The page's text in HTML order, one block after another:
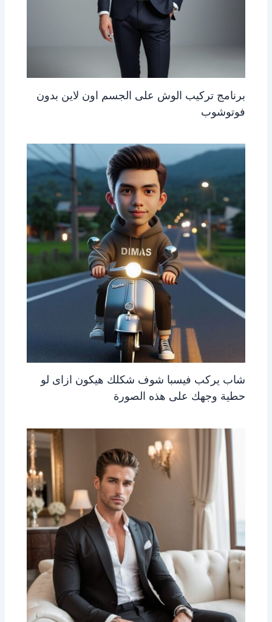
برنامج تركيب الوش على الجسم اون لاين بدون
فوتوشوب
شاب يركب فيسبا شوف شكلك هيكون ازاى لو
حطية وجهك على هذه الصورة